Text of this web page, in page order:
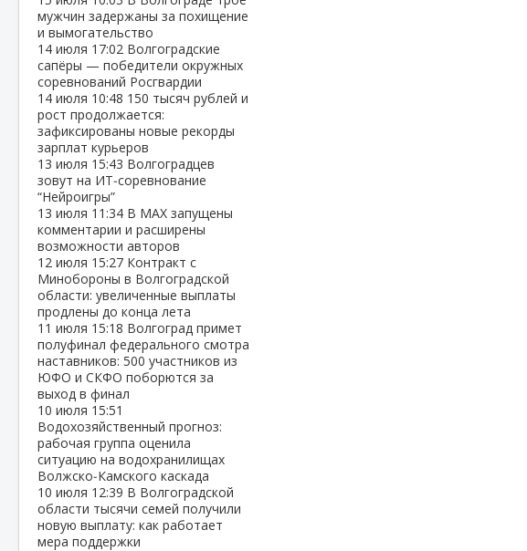
мужчин задержаны за похищение
и вымогательство
14 июля 17:02 Волгоградские
сапёры — победители окружных
соревнований Росгвардии
14 июля 10:48 150 тысяч рублей и
рост продолжается:
зафиксированы новые рекорды
зарплат курьеров
13 июля 15:43 Волгоградцев
зовут на ИТ‑соревнование
“Нейроигры”
13 июля 11:34 В МАХ запущены
комментарии и расширены
возможности авторов
12 июля 15:27 Контракт с
Минобороны в Волгоградской
области: увеличенные выплаты
продлены до конца лета
11 июля 15:18 Волгоград примет
полуфинал федерального смотра
наставников: 500 участников из
ЮФО и СКФО поборются за
выход в финал
10 июля 15:51
Водохозяйственный прогноз:
рабочая группа оценила
ситуацию на водохранилищах
Волжско‑Камского каскада
10 июля 12:39 В Волгоградской
области тысячи семей получили
новую выплату: как работает
мера поддержки